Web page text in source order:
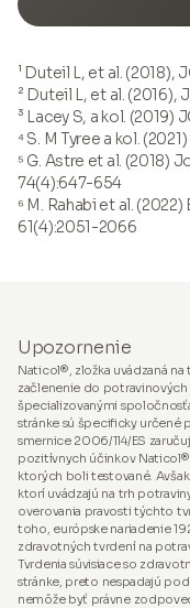
¹ Duteil L, et al. (2018),
² Duteil L, et al. (2016),
³ Lacey S, a kol. (2019)
⁴ S. M Tyree a kol.
⁵ G. Astre et al. (2018)
74(4):647-654
⁶ M. Rahabi et al.
61(4):2051-2066
Upozornenie
Naticol®, zložka uvádzaná
začlenenie do
špecializovanými
stránke sú špecificky určené
smernice 2006/114/ES
pozitívnych účinkov Naticol®
ktorých boli testované.
ktorí uvádzajú na trh
overovania pravosti týchto
toho, európske nariadenie
zdravotných tvrdení na
Tvrdenia súvisiace so
stránke, preto nespadajú
nemôže byť právne